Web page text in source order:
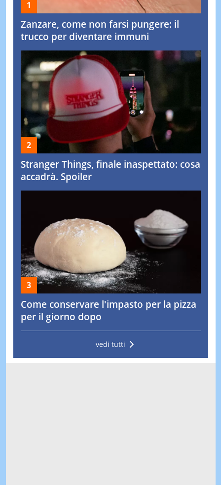
Zanzare, come non farsi pungere: il
trucco per diventare immuni
Stranger Things, finale inaspettato: cosa
accadrà. Spoiler
Come conservare l'impasto per la pizza
per il giorno dopo
vedi tutti